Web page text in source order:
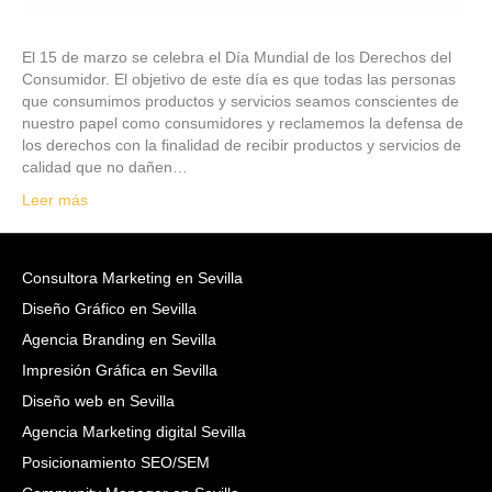
El 15 de marzo se celebra el Día Mundial de los Derechos del
Consumidor. El objetivo de este día es que todas las personas
que consumimos productos y servicios seamos conscientes de
nuestro papel como consumidores y reclamemos la defensa de
los derechos con la finalidad de recibir productos y servicios de
calidad que no dañen…
Leer más
Consultora Marketing en Sevilla
Diseño Gráfico en Sevilla
Agencia Branding en Sevilla
Impresión Gráfica en Sevilla
Diseño web en Sevilla
Agencia Marketing digital Sevilla
Posicionamiento SEO/SEM